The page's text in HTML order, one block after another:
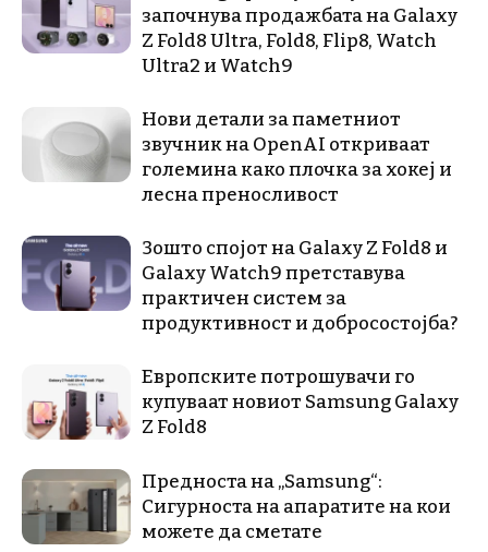
започнува продажбата на Galaxy
Z Fold8 Ultra, Fold8, Flip8, Watch
Ultra2 и Watch9
Нови детали за паметниот
звучник на OpenAI откриваат
големина како плочка за хокеј и
лесна преносливост
Зошто спојот на Galaxy Z Fold8 и
Galaxy Watch9 претставува
практичен систем за
продуктивност и добросостојба?
Европските потрошувачи го
купуваат новиот Samsung Galaxy
Z Fold8
Предноста на „Samsung“:
Сигурноста на апаратите на кои
можете да сметате